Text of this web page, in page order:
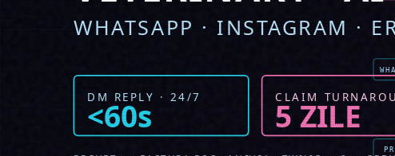
Din 38.000 de coduri UIT generate între martie și mai 2026, ANAF a
de 112.000 € din primul trimestru s-a prăbușit la 1.840 € în trimestrul doi,
la vamă, care costaseră 18.400 € doar în martie, au atins zero în aprilie și
Echipa de dispecerat a trecut de la 8 locuri în ture la 5. Nu prin concedieri
acopere. Dispecerii rămași au încetat să mai lucreze după 19:00 în zilele
Partea șoferilor a fost cea mai mare schimbare culturală. Șoferii au încetat
trimestru la 1, iar transportatorul a adăugat un mic bonus de retenție
Surpriza pozitivă au fost contractele noi. Doi transportatori mai mari au